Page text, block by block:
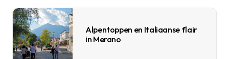
Alpentoppen en Italiaanse flair
in Merano